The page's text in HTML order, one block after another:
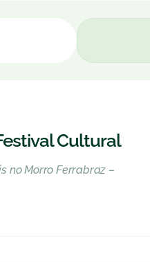
Cultural
no Morro Ferrabraz –